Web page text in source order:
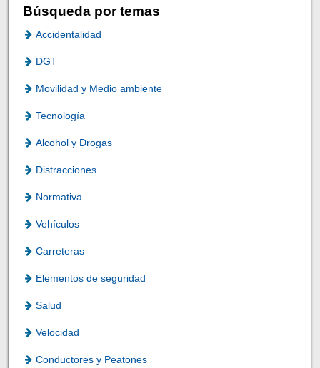
Búsqueda por temas
Accidentalidad
DGT
Movilidad y Medio ambiente
Tecnología
Alcohol y Drogas
Distracciones
Normativa
Vehículos
Carreteras
Elementos de seguridad
Salud
Velocidad
Conductores y Peatones